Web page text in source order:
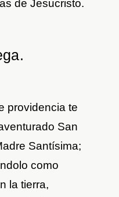
de Jesucristo.
.
providencia te
San
Santísima;
como
la tierra,